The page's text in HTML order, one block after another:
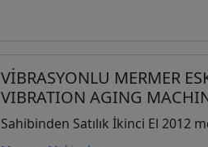
VİBRASYONLU MERMER
VIBRATION AGING
Sahibinden Satılık İkinci El 2012